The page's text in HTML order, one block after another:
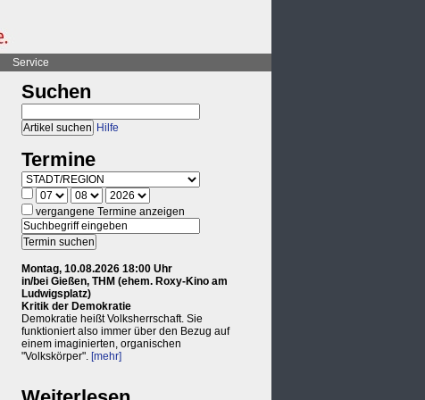
Service
Suchen
Hilfe
Termine
vergangene Termine anzeigen
Montag, 10.08.2026 18:00 Uhr
in/bei Gießen, THM (ehem. Roxy-Kino am
Ludwigsplatz)
Kritik der Demokratie
Demokratie heißt Volksherrschaft. Sie
funktioniert also immer über den Bezug auf
einem imaginierten, organischen
"Volkskörper". [mehr]